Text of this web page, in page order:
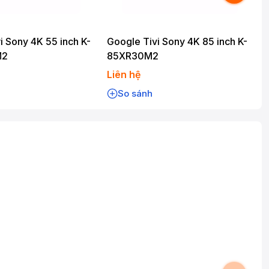
Sony 4K 55 inch K-
Google Tivi Sony 4K 85 inch K-
85XR30M2
Liên hệ
So sánh